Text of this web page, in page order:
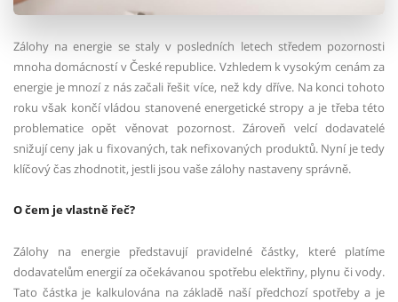
Zálohy na energie se staly v posledních letech středem pozornosti
mnoha domácností v České republice. Vzhledem k vysokým cenám za
energie je mnozí z nás začali řešit více, než kdy dříve. Na konci tohoto
roku však končí vládou stanovené energetické stropy a je třeba této
problematice opět věnovat pozornost. Zároveň velcí dodavatelé
snižují ceny jak u fixovaných, tak nefixovaných produktů. Nyní je tedy
klíčový čas zhodnotit, jestli jsou vaše zálohy nastaveny správně.
O čem je vlastně řeč?
Zálohy na energie představují pravidelné částky, které platíme
dodavatelům energií za očekávanou spotřebu elektřiny, plynu či vody.
Tato částka je kalkulována na základě naší předchozí spotřeby a je